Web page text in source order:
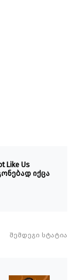
Like Us
იქცა
შემდეგი სტატია